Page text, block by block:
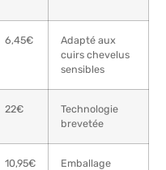
6,45€
Adapté aux
cuirs chevelus
sensibles
22€
Technologie
brevetée
10,95€
Emballage